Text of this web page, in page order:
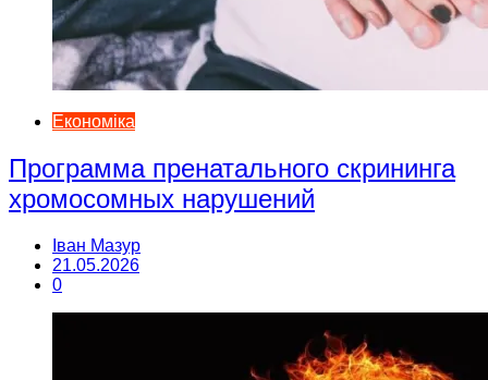
Економіка
Программа пренатального скрининга
хромосомных нарушений
Іван Мазур
21.05.2026
0